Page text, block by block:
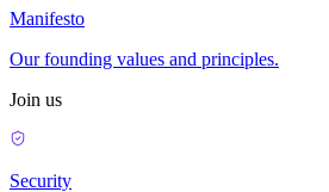
Manifesto
Our founding values and principles.
Join us
Security